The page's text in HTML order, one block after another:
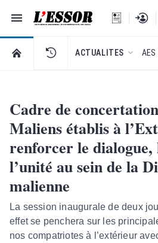
Navigation
L'Essor - retour à la une
Se
RETOUR À LA PAGE D’ACCUEIL DE
ACTUALITES AES
Cadre de
Maliens établis à
renforcer le dialogue,
l’unité au sein de la
malienne
La session inaugurale de deux
effet se penchera sur les
nos compatriotes à l’extérieur